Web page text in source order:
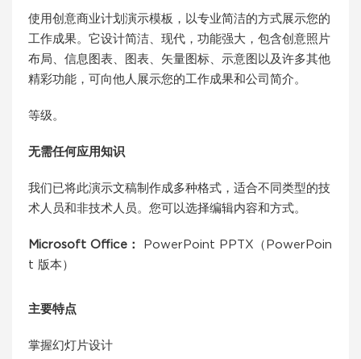
使用创意商业计划演示模板，以专业简洁的方式展示您的
工作成果。它设计简洁、现代，功能强大，包含创意照片
布局、信息图表、图表、矢量图标、示意图以及许多其他
精彩功能，可向他人展示您的工作成果和公司简介。
等级。
无需任何应用知识
我们已将此演示文稿制作成多种格式，适合不同类型的技
术人员和非技术人员。您可以选择编辑内容和方式。
Microsoft Office：
PowerPoint PPTX（PowerPoin
t 版本）
主要特点
掌握幻灯片设计